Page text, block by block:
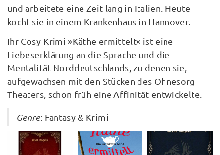
und arbeitete eine Zeit lang in Italien. Heute
kocht sie in einem Krankenhaus in Hannover.
Ihr Cosy-Krimi »Käthe ermittelt« ist eine
Liebeserklärung an die Sprache und die
Mentalität Norddeutschlands, zu denen sie,
aufgewachsen mit den Stücken des Ohnesorg-
Theaters, schon früh eine Affinität entwickelte.
Genre: Fantasy & Krimi